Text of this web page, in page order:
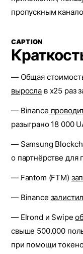
пропускным
CAPTION
— Общая
вырослав x25 раз
— Binance
разыграно 18 000
— Samsung
о партнёрстве для
— Fantom (FTM)
— Binance
— Elrond и Swipe
свыше 500.000
при помощи